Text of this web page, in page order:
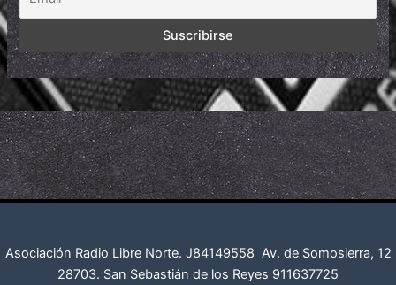
Asociación Radio Libre Norte. J84149558 Av. de Somosierra, 12
28703. San Sebastián de los Reyes 911637725